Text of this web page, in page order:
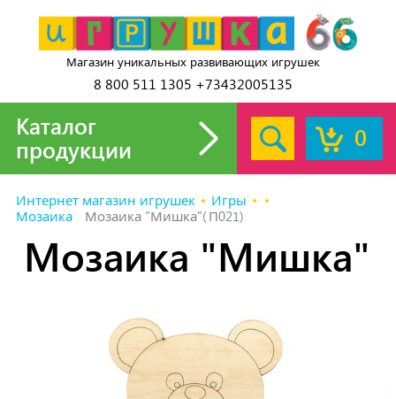
Магазин уникальных развивающих игрушек
8 800 511 1305 +73432005135
0
Каталог
продукции
Интернет магазин игрушек
Игры
Мозаика
Мозаика "Мишка"(П021)
Мозаика "Мишка"